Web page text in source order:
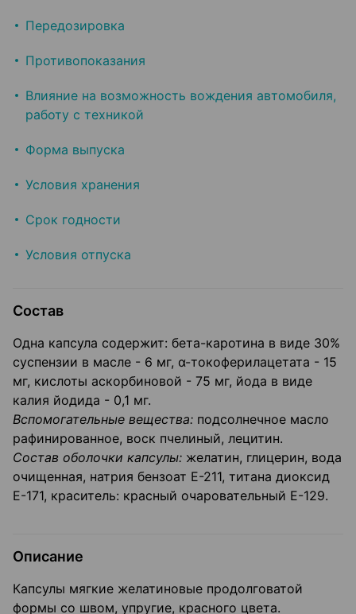
Передозировка
Противопоказания
Влияние на возможность вождения автомобиля,
работу с техникой
Форма выпуска
Условия хранения
Срок годности
Условия отпуска
Состав
Одна капсула содержит: бета-каротина в виде 30%
суспензии в масле - 6 мг, α-токоферилацетата - 15
мг, кислоты аскорбиновой - 75 мг, йода в ви­де
калия йодида - 0,1 мг.
Вспомогательные вещества: подсолнечное масло
рафинированное, воск пчелиный, лецитин.
Состав оболочки капсулы: желатин, глицерин, вода
очищенная, натрия бен­зоат Е-211, титана диоксид
Е-171, краситель: красный очаровательный Е-129.
Описание
Капсулы мягкие желатиновые продолговатой
формы со швом, упругие, красного цвета.